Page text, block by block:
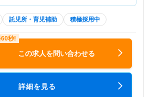
託児所・育児補助 積極採用中
この求人を問い合わせる
詳細を見る